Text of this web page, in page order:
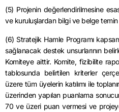
(5) Projenin değerlendirilmesine
ve kuruluşlardan bilgi ve belge temin
(6) Stratejik Hamle Programı
sağlanacak destek unsurlarının
Komiteye aittir. Komite, fizibilite
tablosunda belirtilen kriterler
üzere tüm üyelerin katılımı ile
üzerinden yapılan puanlama
70 ve üzeri puan vermesi ve